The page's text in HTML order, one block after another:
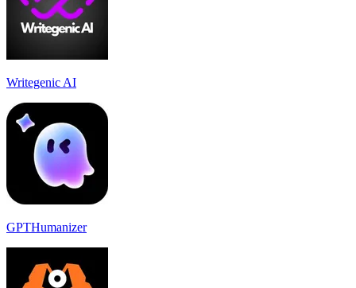
Writegenic AI
GPTHumanizer